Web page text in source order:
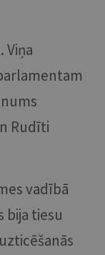
Viņa
Rudīti
vadībā
bija tiesu